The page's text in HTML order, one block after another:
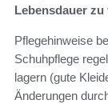
Lebensdauer
Pflegehinweise
Schuhpflege
lagern (gute
Änderungen